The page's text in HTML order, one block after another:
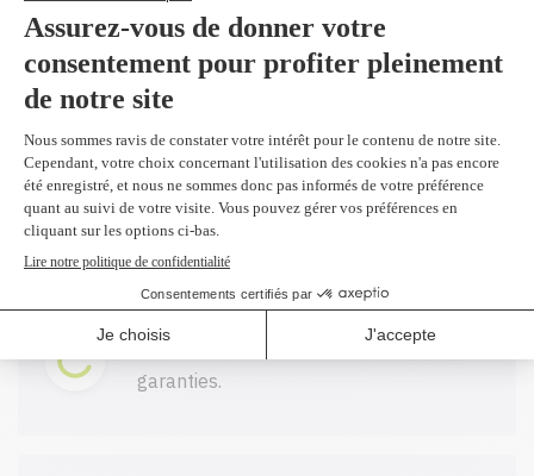
Réusiné
supérieur en
#22
Couleur 138
pages
Ajouter
Toutes nos cartouches réusinées sont
garanties.